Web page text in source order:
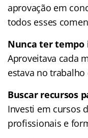
aprovação em
todos esses
Nunca ter tempo
Aproveitava cada
estava no
Buscar recursos
Investi em cursos
profissionais e